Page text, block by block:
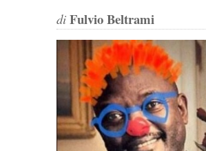
di Fulvio Beltrami